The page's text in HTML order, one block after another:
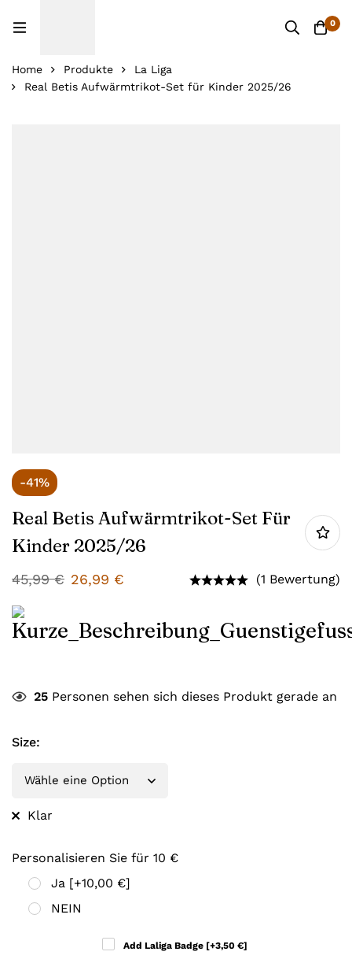
0
Home Produkte
La Liga
Real Betis Aufwärmtrikot-Set für Kinder 2025/26
-41%
Real Betis Aufwärmtrikot-Set Für
Kinder 2025/26
45,99€ 26,99 € (1 Bewertung)
25 Personen sehen sich dieses Produkt gerade an
Size:
Klar
Personalisieren Sie für 10 €
Ja [+10,00 €]
NEIN
Add Laliga Badge [+3,50 €]